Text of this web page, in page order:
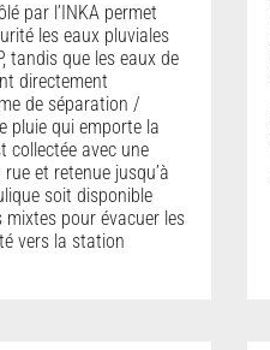
par l’INKA permet
les eaux pluviales
tandis que les eaux de
directement
de séparation /
pluie qui emporte la
collectée avec une
et retenue jusqu’à
soit disponible
mixtes pour évacuer les
vers la station